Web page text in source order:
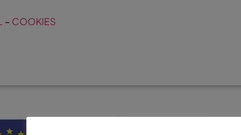
– COOKIES